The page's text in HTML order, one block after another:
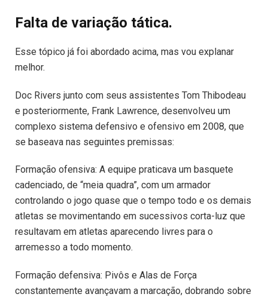
Falta de variação tática.
Esse tópico já foi abordado acima, mas vou explanar
melhor.
Doc Rivers junto com seus assistentes Tom Thibodeau
e posteriormente, Frank Lawrence, desenvolveu um
complexo sistema defensivo e ofensivo em 2008, que
se baseava nas seguintes premissas:
Formação ofensiva: A equipe praticava um basquete
cadenciado, de “meia quadra”, com um armador
controlando o jogo quase que o tempo todo e os demais
atletas se movimentando em sucessivos corta-luz que
resultavam em atletas aparecendo livres para o
arremesso a todo momento.
Formação defensiva: Pivôs e Alas de Força
constantemente avançavam a marcação, dobrando sobre